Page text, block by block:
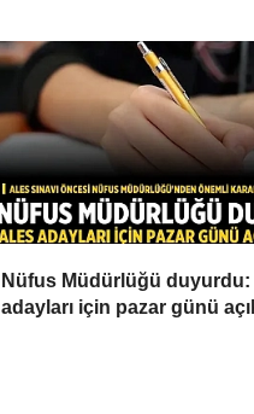
Nüfus Müdürlüğü duyurdu:
adayları için pazar günü